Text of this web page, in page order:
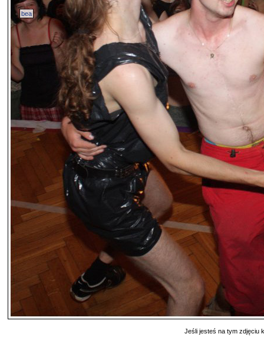
bea
Jeśli jesteś na tym zdjęciu